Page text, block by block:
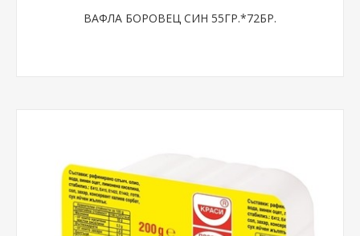
ВАФЛА БОРОВЕЦ СИН 55ГР.*72БР.